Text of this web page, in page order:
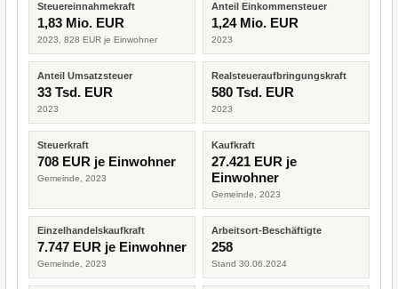
Steuereinnahmekraft
1,83 Mio. EUR
2023, 828 EUR je Einwohner
Anteil Einkommensteuer
1,24 Mio. EUR
2023
Anteil Umsatzsteuer
33 Tsd. EUR
2023
Realsteueraufbringungskraft
580 Tsd. EUR
2023
Steuerkraft
708 EUR je Einwohner
Gemeinde, 2023
Kaufkraft
27.421 EUR je
Einwohner
Gemeinde, 2023
Einzelhandelskaufkraft
7.747 EUR je Einwohner
Gemeinde, 2023
Arbeitsort-Beschäftigte
258
Stand 30.06.2024